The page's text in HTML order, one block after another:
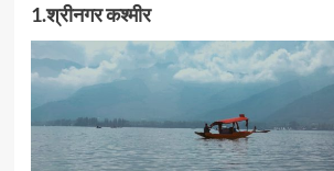
1.श्रीनगर कश्मीर